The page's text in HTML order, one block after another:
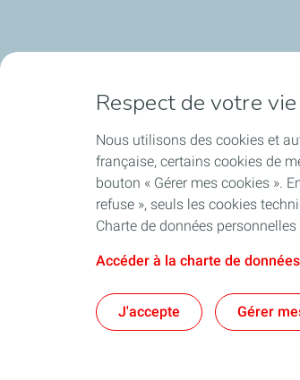
Respect de votre
Nous utilisons des cookies et
française, certains cookies de
bouton « Gérer mes cookies ».
refuse », seuls les cookies
Charte de données personnelles
Accéder à la charte de
J'accepte Gérer